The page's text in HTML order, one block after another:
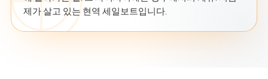
제가 살고 있는 현역 세일보트입니다.